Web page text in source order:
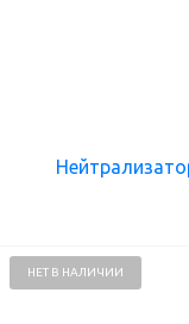
НЕТ В НАЛИЧИИ